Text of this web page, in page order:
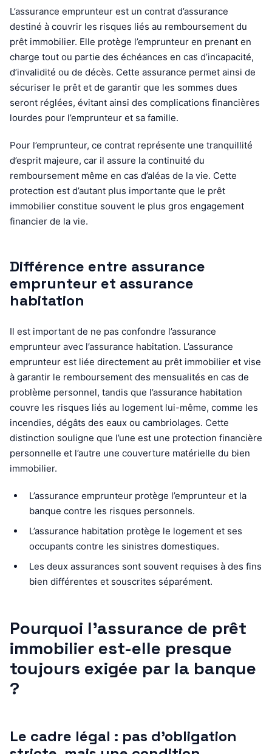
L’assurance emprunteur est un contrat d’assurance
destiné à couvrir les risques liés au remboursement du
prêt immobilier. Elle protège l’emprunteur en prenant en
charge tout ou partie des échéances en cas d’incapacité,
d’invalidité ou de décès. Cette assurance permet ainsi de
sécuriser le prêt et de garantir que les sommes dues
seront réglées, évitant ainsi des complications financières
lourdes pour l’emprunteur et sa famille.
Pour l’emprunteur, ce contrat représente une tranquillité
d’esprit majeure, car il assure la continuité du
remboursement même en cas d’aléas de la vie. Cette
protection est d’autant plus importante que le prêt
immobilier constitue souvent le plus gros engagement
financier de la vie.
Différence entre assurance
emprunteur et assurance
habitation
Il est important de ne pas confondre l’assurance
emprunteur avec l’assurance habitation. L’assurance
emprunteur est liée directement au prêt immobilier et vise
à garantir le remboursement des mensualités en cas de
problème personnel, tandis que l’assurance habitation
couvre les risques liés au logement lui-même, comme les
incendies, dégâts des eaux ou cambriolages. Cette
distinction souligne que l’une est une protection financière
personnelle et l’autre une couverture matérielle du bien
immobilier.
L’assurance emprunteur protège l’emprunteur et la
banque contre les risques personnels.
L’assurance habitation protège le logement et ses
occupants contre les sinistres domestiques.
Les deux assurances sont souvent requises à des fins
bien différentes et souscrites séparément.
Pourquoi l’assurance de prêt
immobilier est-elle presque
toujours exigée par la banque
?
Le cadre légal : pas d’obligation